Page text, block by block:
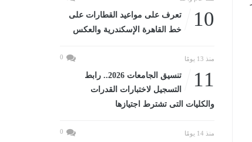
10
تعرف على مواعيد القطارات على
خط القاهرة الإسكندرية والعكس
منذ 13 يومًا 0
11
تنسيق الجامعات 2026.. رابط
التسجيل لاختبارات القدرات
والكليات التى تشترط اجتيازها
منذ 14 يومًا 0